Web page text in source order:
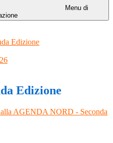
Menu di
Edizione
Edizione
AGENDA NORD - Seconda